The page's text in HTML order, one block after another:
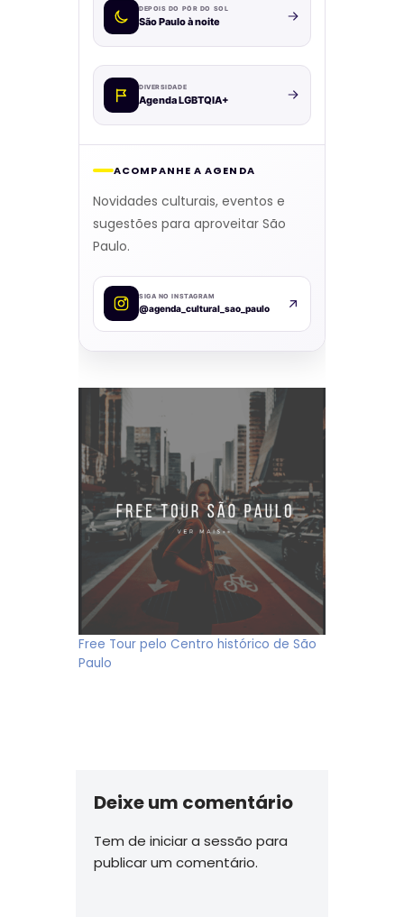
DEPOIS DO PÔR DO SOL
São Paulo à noite
DIVERSIDADE
Agenda LGBTQIA+
ACOMPANHE A AGENDA
Novidades culturais, eventos e
sugestões para aproveitar São
Paulo.
SIGA NO INSTAGRAM
@agenda_cultural_sao_paulo
Free Tour pelo Centro histórico de São
Paulo
Deixe um comentário
Tem de iniciar a sessão para
publicar um comentário.